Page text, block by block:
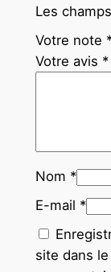
Les
Votre note
Votre avis *
Nom *
E-mail *
site dans